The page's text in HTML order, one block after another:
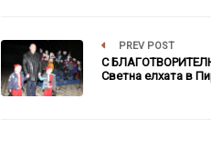
PREV POST
С
Светна елхата в